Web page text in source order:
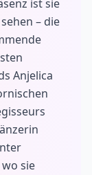
ist sie
– die
Anjelica
sie